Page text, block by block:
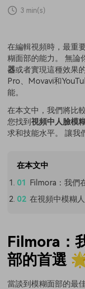
3 min(s)
在編輯視頻時，最重
糊面部的能力。 無論
器或者實現這種效果
Pro、Movavi和
能。
在本文中，我們將比
您找到視頻中人臉模
求和技能水平。 讓我
在本文中
Filmora：我們
在視頻中模糊
Filmora：
部的首選
當談到模糊面部的最